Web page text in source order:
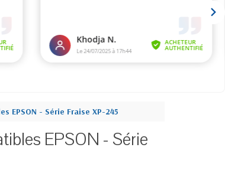
EPSON - Série Fraise XP-245
EPSON - Série